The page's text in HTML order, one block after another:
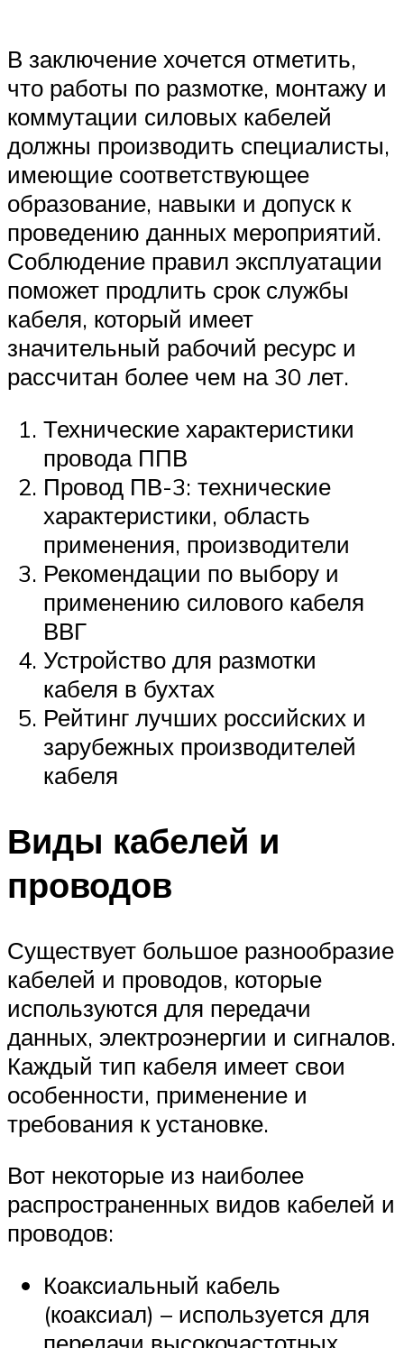
В заключение хочется отметить,
что работы по размотке, монтажу и
коммутации силовых кабелей
должны производить специалисты,
имеющие соответствующее
образование, навыки и допуск к
проведению данных мероприятий.
Соблюдение правил эксплуатации
поможет продлить срок службы
кабеля, который имеет
значительный рабочий ресурс и
рассчитан более чем на 30 лет.
Технические характеристики
провода ППВ
Провод ПВ-3: технические
характеристики, область
применения, производители
Рекомендации по выбору и
применению силового кабеля
ВВГ
Устройство для размотки
кабеля в бухтах
Рейтинг лучших российских и
зарубежных производителей
кабеля
Виды кабелей и
проводов
Существует большое разнообразие
кабелей и проводов, которые
используются для передачи
данных, электроэнергии и сигналов.
Каждый тип кабеля имеет свои
особенности, применение и
требования к установке.
Вот некоторые из наиболее
распространенных видов кабелей и
проводов:
Коаксиальный кабель
(коаксиал) – используется для